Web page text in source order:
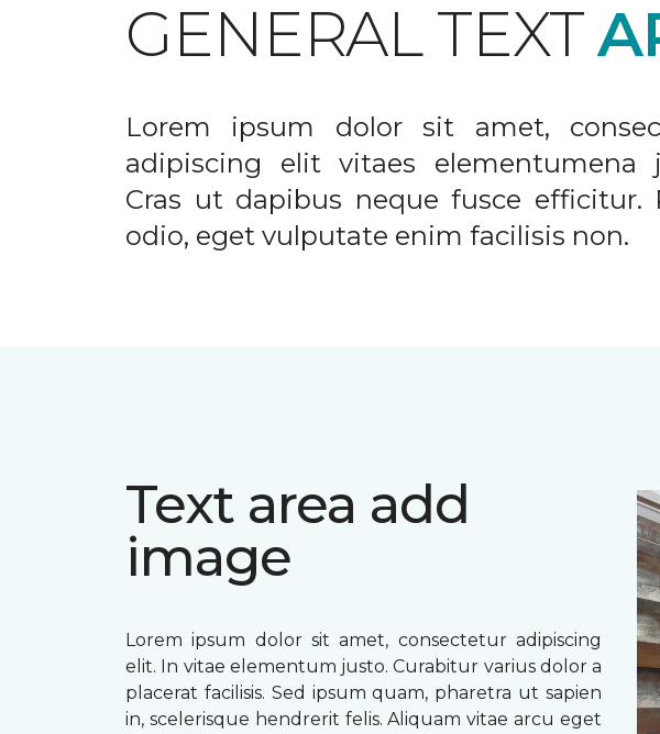
GENERAL TEXT
Lorem ipsum dolor sit amet,
adipiscing elit vitaes elementumena
Cras ut dapibus neque fusce efficitur.
odio, eget vulputate enim facilisis non.
Text area add
image
Lorem ipsum dolor sit amet, consectetur adipiscing
elit. In vitae elementum justo. Curabitur varius dolor a
placerat facilisis. Sed ipsum quam, pharetra ut sapien
in, scelerisque hendrerit felis. Aliquam vitae arcu eget